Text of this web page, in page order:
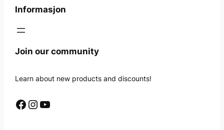
Informasjon
Join our community
Learn about new products and discounts!
Facebook InstagramYouTube